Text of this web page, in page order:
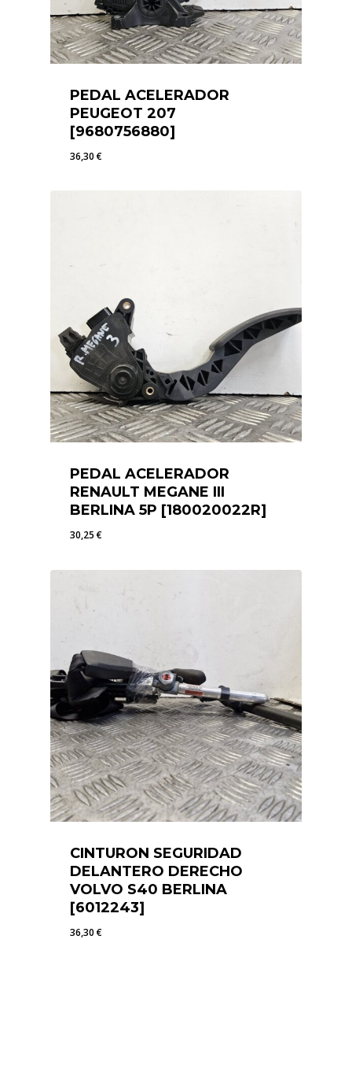
PEDAL ACELERADOR
PEUGEOT 207
[9680756880]
36,30€
PEDAL ACELERADOR
RENAULT MEGANE III
BERLINA 5P [180020022R]
30,25€
CINTURON SEGURIDAD
DELANTERO DERECHO
VOLVO S40 BERLINA
[6012243]
36,30€